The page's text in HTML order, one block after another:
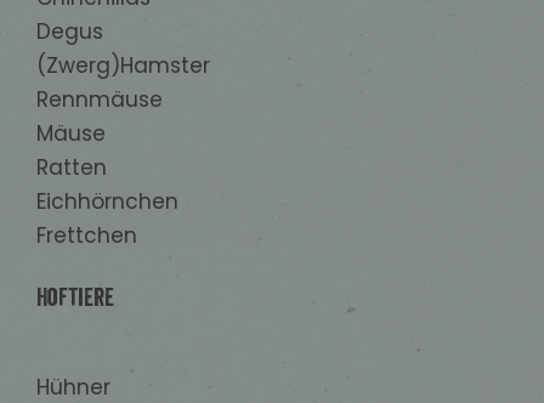
Degus
(Zwerg)Hamster
Rennmäuse
Mäuse
Ratten
Eichhörnchen
Frettchen
Hoftiere
Hühner